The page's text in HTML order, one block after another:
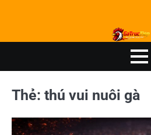
Thẻ: thú vui nuôi gà